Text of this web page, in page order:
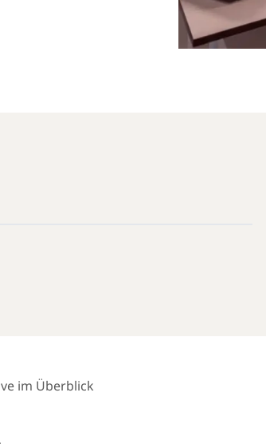
im Überblick